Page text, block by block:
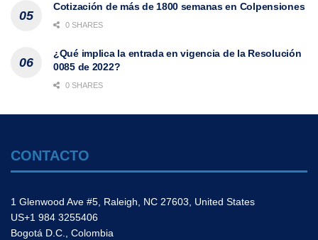
Cotización de más de 1800 semanas en Colpensiones
0 SHARES
¿Qué implica la entrada en vigencia de la Resolución
0085 de 2022?
0 SHARES
CONTACTO
1 Glenwood Ave #5, Raleigh, NC 27603, United States
US+1 984 3255406
Bogotá D.C., Colombia